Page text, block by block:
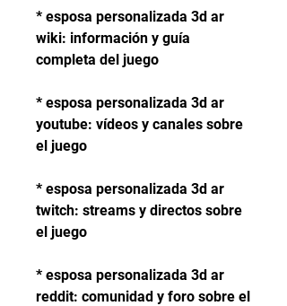
* esposa personalizada 3d ar
wiki: información y guía
completa del juego
* esposa personalizada 3d ar
youtube: vídeos y canales sobre
el juego
* esposa personalizada 3d ar
twitch: streams y directos sobre
el juego
* esposa personalizada 3d ar
reddit: comunidad y foro sobre el